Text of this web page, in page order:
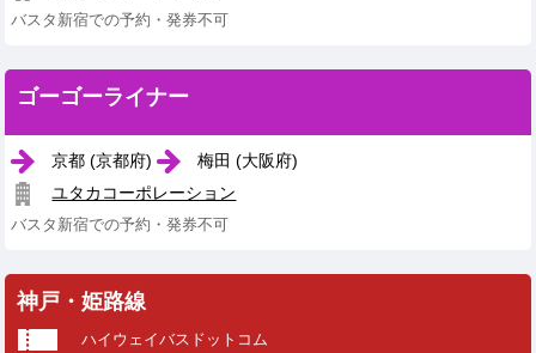
バスタ新宿での予約・発券不可
ゴーゴーライナー
京都 (京都府)
梅田 (大阪府)
ユタカコーポレーション
バスタ新宿での予約・発券不可
神戸・姫路線
ハイウェイバスドットコム